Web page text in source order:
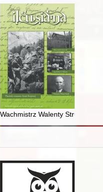
epoki żelaza w Machowie
Wachmistrz Walenty Struzik -